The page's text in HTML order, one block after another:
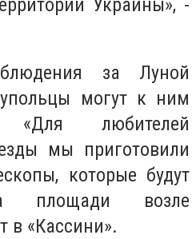
за Луной
могут к ним
«Для любителей
мы приготовили
которые будут
площади возле
в «Кассини».